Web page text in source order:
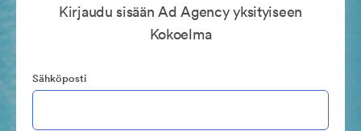
Kirjaudu sisään Ad Agency yksityiseen
Kokoelma
Sähköposti